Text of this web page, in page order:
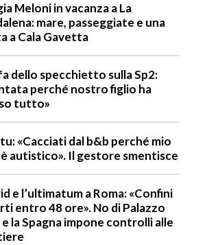
Meloni in vacanza a La
mare, passeggiate e una
a Cala Gavetta
dello specchietto sulla Sp2:
perché nostro figlio ha
tutto»
«Cacciati dal b&b perché mio
autistico». Il gestore smentisce
e l’ultimatum a Roma: «Confini
entro 48 ore». No di Palazzo
e la Spagna impone controlli alle